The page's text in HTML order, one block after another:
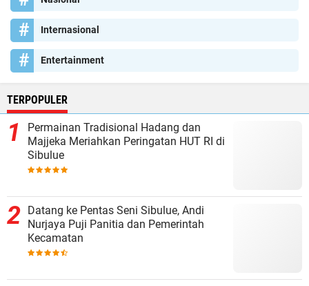
Internasional
Entertainment
TERPOPULER
Permainan Tradisional Hadang dan
Majjeka Meriahkan Peringatan HUT RI di
Sibulue
Datang ke Pentas Seni Sibulue, Andi
Nurjaya Puji Panitia dan Pemerintah
Kecamatan